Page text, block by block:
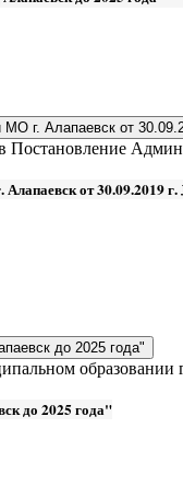
г. Алапаевск от
Постановление
от
до 2025 года"
образовании
до 2025 года"